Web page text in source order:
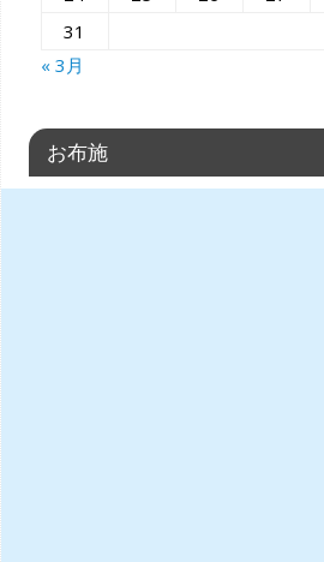
31
« 3月
お布施